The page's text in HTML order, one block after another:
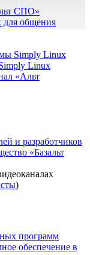
СПО»
для общения
Simply Linux
Linux
«Альт
и разработчиков
«Базальт
)
программ
обеспечение в